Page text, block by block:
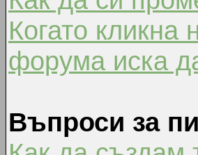
Когато кликна
форума иска
Въпроси за